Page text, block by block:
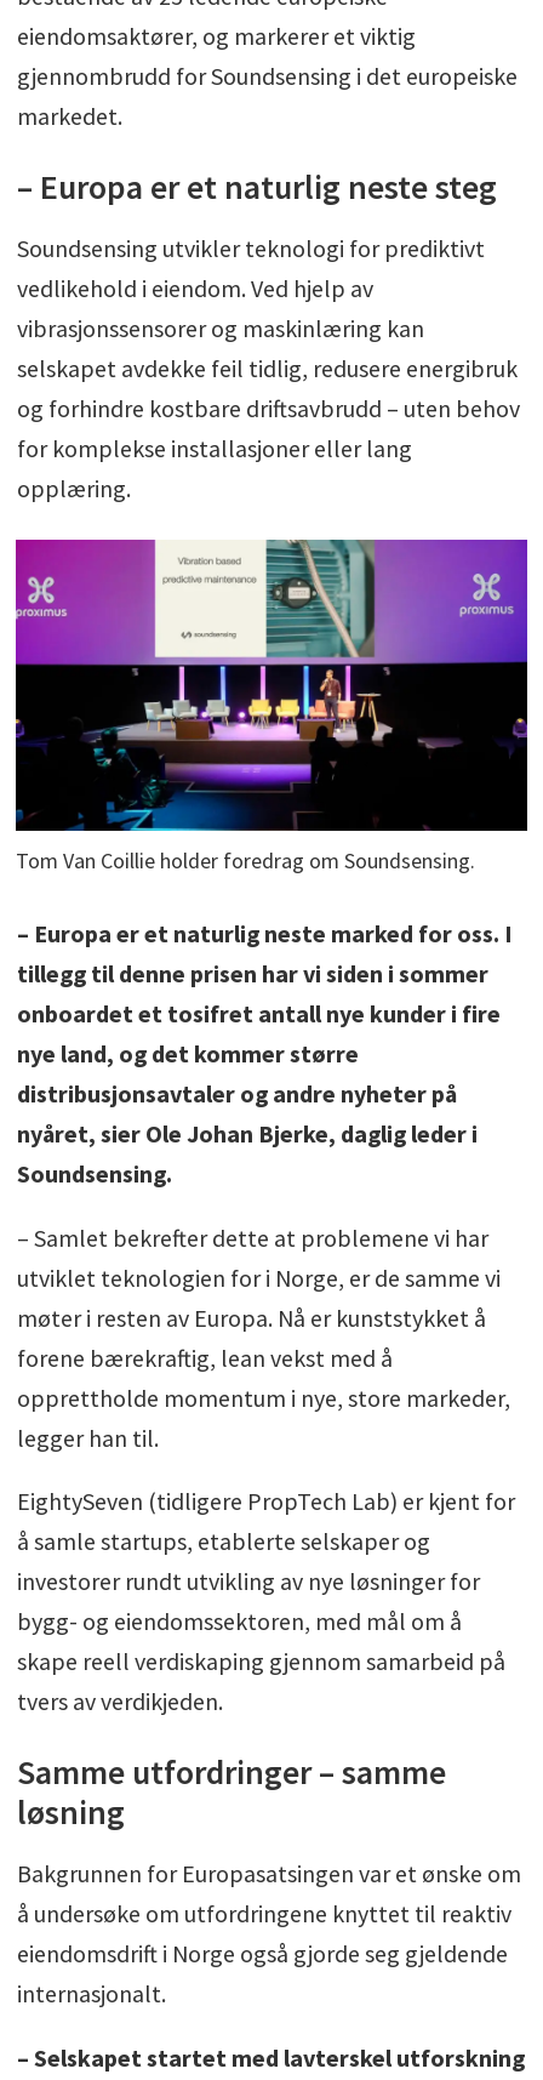
eiendomsaktører, og markerer et viktig
gjennombrudd for Soundsensing i det europeiske
markedet.
– Europa er et naturlig neste steg
Soundsensing utvikler teknologi for prediktivt
vedlikehold i eiendom. Ved hjelp av
vibrasjonssensorer og maskinlæring kan
selskapet avdekke feil tidlig, redusere energibruk
og forhindre kostbare driftsavbrudd – uten behov
for komplekse installasjoner eller lang
opplæring.
Tom Van Coillie holder foredrag om Soundsensing.
– Europa er et naturlig neste marked for oss. I
tillegg til denne prisen har vi siden i sommer
onboardet et tosifret antall nye kunder i fire
nye land, og det kommer større
distribusjonsavtaler og andre nyheter på
nyåret, sier Ole Johan Bjerke, daglig leder i
Soundsensing.
– Samlet bekrefter dette at problemene vi har
utviklet teknologien for i Norge, er de samme vi
møter i resten av Europa. Nå er kunststykket å
forene bærekraftig, lean vekst med å
opprettholde momentum i nye, store markeder,
legger han til.
EightySeven (tidligere PropTech Lab) er kjent for
å samle startups, etablerte selskaper og
investorer rundt utvikling av nye løsninger for
bygg- og eiendomssektoren, med mål om å
skape reell verdiskaping gjennom samarbeid på
tvers av verdikjeden.
Samme utfordringer – samme
løsning
Bakgrunnen for Europasatsingen var et ønske om
å undersøke om utfordringene knyttet til reaktiv
eiendomsdrift i Norge også gjorde seg gjeldende
internasjonalt.
– Selskapet startet med lavterskel utforskning